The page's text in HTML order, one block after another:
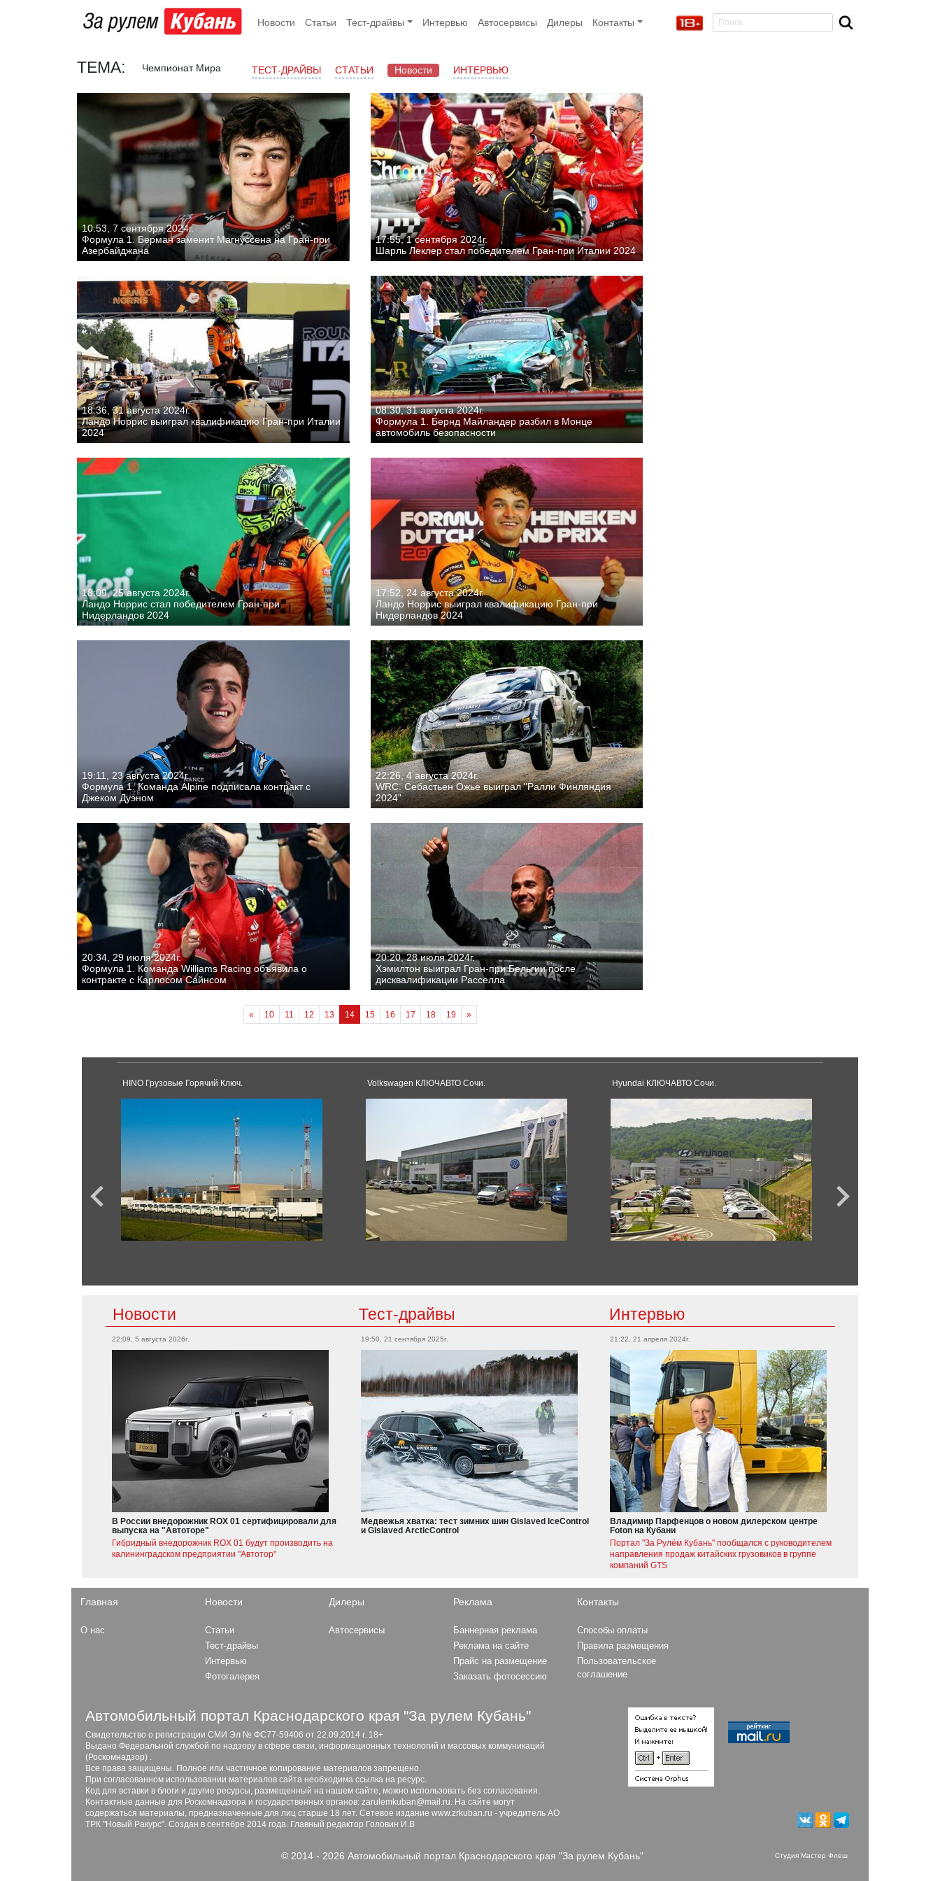
Новости Статьи Тест-драйвы Интервью Автосервисы Дилеры Контакты
ТЕМА: Чемпионат Мира ТЕСТ-ДРАЙВЫ СТАТЬИ Новости ИНТЕРВЬЮ
10:53, 7 сентября 2024г.
Формула 1. Берман заменит Магнуссена на Гран-при
Азербайджана
17:55, 1 сентября 2024г.
Шарль Леклер стал победителем Гран-при Италии 2024
18:36, 31 августа 2024г.
Ландо Норрис выиграл квалификацию Гран-при Италии
2024
08:30, 31 августа 2024г.
Формула 1. Бернд Майландер разбил в Монце
автомобиль безопасности
18:09, 25 августа 2024г.
Ландо Норрис стал победителем Гран-при
Нидерландов 2024
17:52, 24 августа 2024г.
Ландо Норрис выиграл квалификацию Гран-при
Нидерландов 2024
19:11, 23 августа 2024г.
Формула 1. Команда Alpine подписала контракт с
Джеком Дуэном
22:26, 4 августа 2024г.
WRC. Себастьен Ожье выиграл "Ралли Финляндия
2024"
20:34, 29 июля 2024г.
Формула 1. Команда Williams Racing объявила о
контракте с Карлосом Сайнсом
20:20, 28 июля 2024г.
Хэмилтон выиграл Гран-при Бельгии после
дисквалификации Расселла
« 10 11 12 13 14 15 16 17 18 19 »
HINO Грузовые Горячий Ключ. Volkswagen КЛЮЧАВТО Сочи. Hyundai КЛЮЧАВТО Сочи.
Новости Тест-драйвы Интервью
22:09, 5 августа 2026г.
В России внедорожник ROX 01 сертифицировали для
выпуска на "Автоторе"
Гибридный внедорожник ROX 01 будут производить на
калининградском предприятии "Автотор"
19:50, 21 сентября 2025г.
Медвежья хватка: тест зимних шин Gislaved IceControl
и Gislaved ArcticControl
21:22, 21 апреля 2024г.
Владимир Парфенцов о новом дилерском центре
Foton на Кубани
Портал "За Рулём Кубань" пообщался с руководителем
направления продаж китайских грузовиков в группе
компаний GTS
Главная
О нас
Новости
Статьи
Тест-драйвы
Интервью
Фотогалерея
Дилеры
Автосервисы
Реклама
Баннерная реклама
Реклама на сайте
Прайс на размещение
Заказать фотосессию
Контакты
Способы оплаты
Правила размещения
Пользовательское
соглашение
Автомобильный портал Краснодарского края "За рулем Кубань"
Свидетельство о регистрации СМИ Эл № ФС77-59406 от 22.09.2014 г. 18+
Выдано Федеральной службой по надзору в сфере связи, информационных технологий и массовых коммуникаций
(Роскомнадзор) .
Все права защищены. Полное или частичное копирование материалов запрещено.
При согласованном использовании материалов сайта необходима ссылка на ресурс.
Код для вставки в блоги и другие ресурсы, размещенный на нашем сайте, можно использовать без согласования.
Контактные данные для Роскомнадзора и государственных органов: zarulemkuban@mail.ru. На сайте могут
содержаться материалы, предназначенные для лиц старше 18 лет. Сетевое издание www.zrkuban.ru - учредитель АО
ТРК "Новый Ракурс". Создан в сентябре 2014 года. Главный редактор Головин И.В
© 2014 - 2026 Автомобильный портал Краснодарского края "За рулем Кубань" Студия Мастер Флеш